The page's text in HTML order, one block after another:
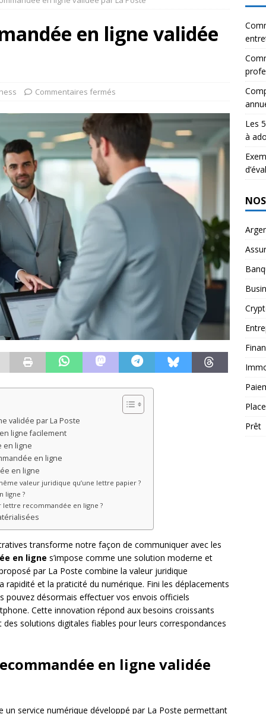
en ligne validée
Commentaires fermés
validée par La Poste
ligne facilement
en ligne
en ligne
en ligne
valeur juridique qu’une lettre papier ?
ligne ?
recommandée en ligne ?
transforme notre façon de communiquer avec les
en ligne s’impose comme une solution moderne et
par La Poste combine la valeur juridique
et la praticité du numérique. Fini les déplacements
pouvez désormais effectuer vos envois officiels
Cette innovation répond aux besoins croissants
solutions digitales fiables pour leurs correspondances
en ligne validée
un service numérique développé par La Poste permettant
Les
à
Prêt